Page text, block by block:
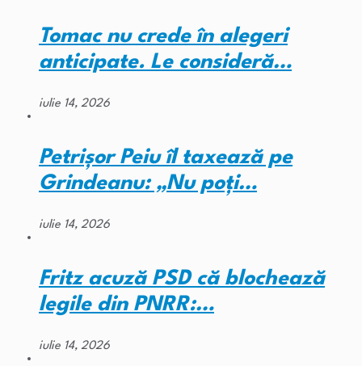
Tomac nu crede în alegeri
anticipate. Le consideră…
iulie 14, 2026
Petrișor Peiu îl taxează pe
Grindeanu: „Nu poți…
iulie 14, 2026
Fritz acuză PSD că blochează
legile din PNRR:…
iulie 14, 2026